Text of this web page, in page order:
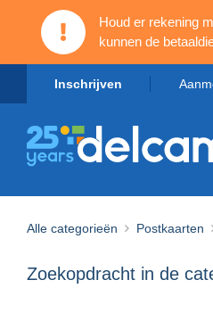
Houd er rekening
kunnen de
Inschrijven
Alle categorieën Postkaarten
Zoekopdracht in de